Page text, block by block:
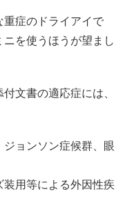
重症のドライアイで
を使うほうが望まし
文書の適応症には、
ジョンソン症候群、眼
装用等による外因性疾